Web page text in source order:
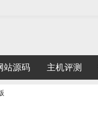
站源码 主机评测